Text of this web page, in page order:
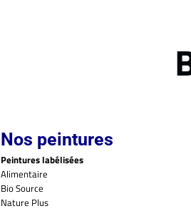
Nos peintures
Peintures labélisées
Alimentaire
Bio Source
Nature Plus